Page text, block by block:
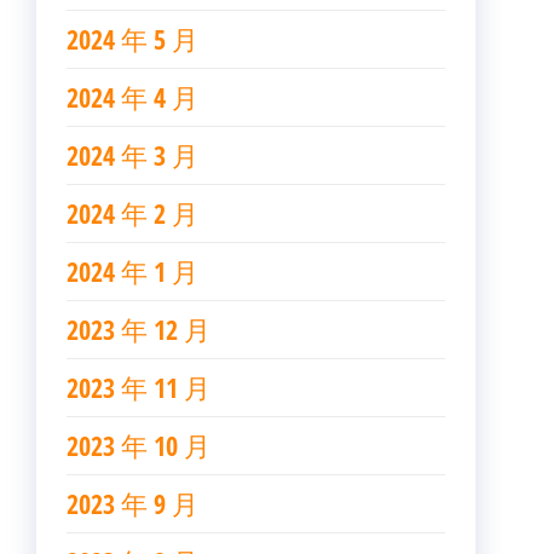
2024 年 5 月
2024 年 4 月
2024 年 3 月
2024 年 2 月
2024 年 1 月
2023 年 12 月
2023 年 11 月
2023 年 10 月
2023 年 9 月